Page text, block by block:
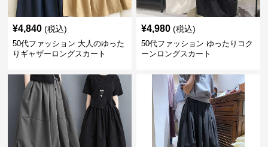
¥4,840 (税込)
50代ファッション 大人のゆった
りギャザーロングスカート
¥4,980 (税込)
50代ファッション ゆったりコク
ーンロングスカート